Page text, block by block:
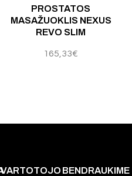
PROSTATOS
MASAŽUOKLIS NEXUS
REVO SLIM
165,33€
VARTOTOJO BENDRAUKIME